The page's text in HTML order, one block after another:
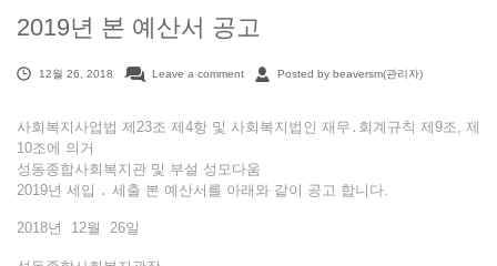
2019년 본 예산서 공고
12월 26, 2018 Leave a comment Posted by beaversm(관리자)
사회복지사업법 제23조 제4항 및 사회복지법인 재무․회계규칙 제9조, 제
10조에 의거
성동종합사회복지관 및 부설 성모다움
2019년 세입 ․ 세출 본 예산서를 아래와 같이 공고 합니다.
2018년 12월 26일